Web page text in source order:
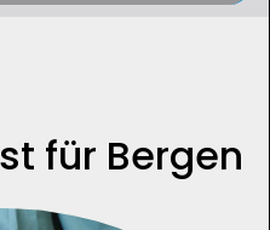
für Bergen